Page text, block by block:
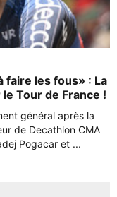
faire les fous» : La
Tour de France !
général après la
de Decathlon CMA
Pogacar et ...